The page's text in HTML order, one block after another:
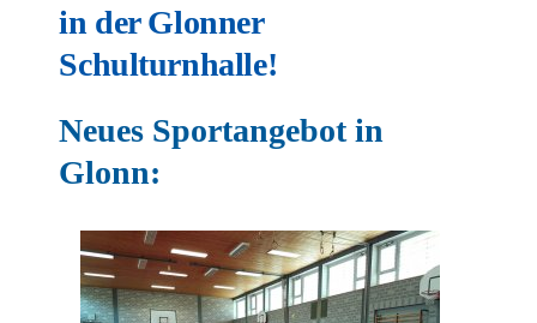
in der Glonner
Schulturnhalle!
Neues Sportangebot in
Glonn: